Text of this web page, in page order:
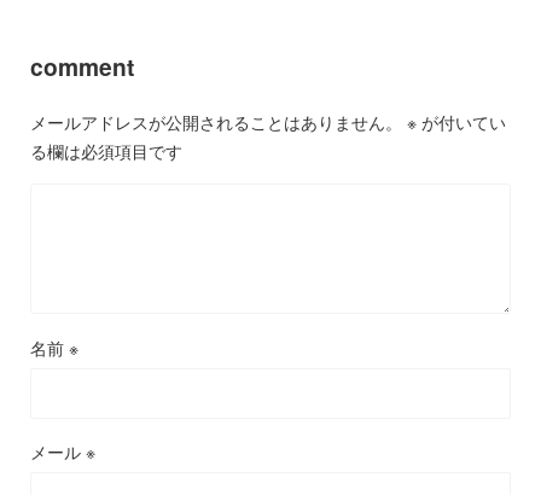
comment
メールアドレスが公開されることはありません。 ※ が付いてい
る欄は必須項目です
名前 ※
メール ※